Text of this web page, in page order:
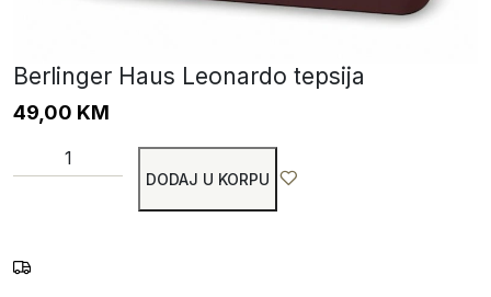
Berlinger Haus Leonardo tepsija
49,00 KM
DODAJ U KORPU